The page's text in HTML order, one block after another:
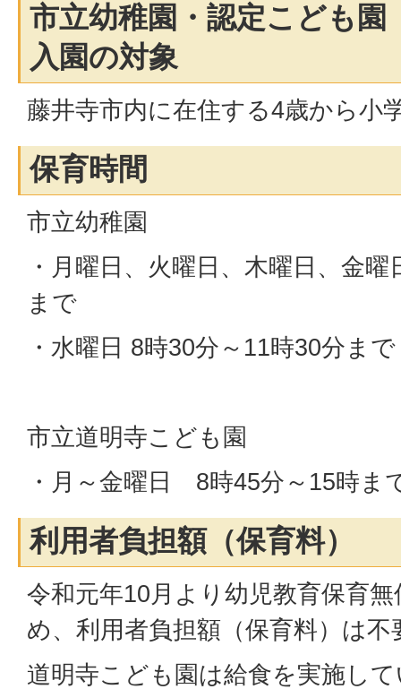
市立幼稚園・認定こども
入園の対象
藤井寺市内に在住する4歳から小
保育時間
市立幼稚園
・月曜日、火曜日、木曜日、金
まで
・水曜日 8時30分～11時30分まで
市立道明寺こども園
・月～金曜日 8時45分～15時ま
利用者負担額（保育料）
令和元年10月より幼児教育保育
め、利用者負担額（保育料）は不
道明寺こども園は給食を実施し